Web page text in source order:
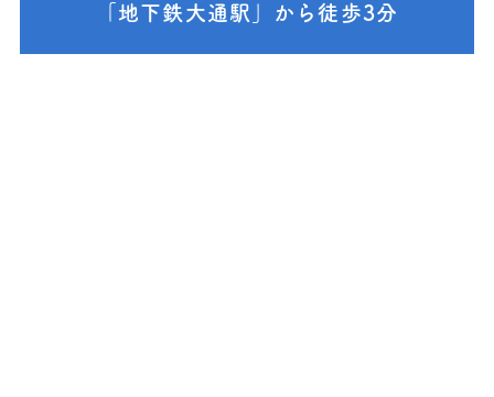
「地下鉄大通駅」から徒歩3分